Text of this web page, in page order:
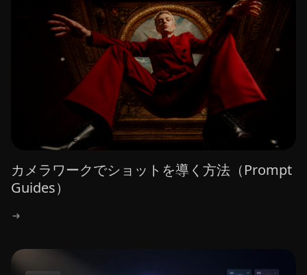
カメラワークでショットを導く方法（Prompt
Guides）